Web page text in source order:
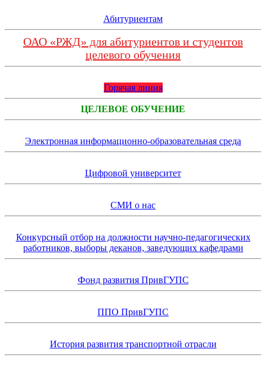
Абитуриентам
ОАО «РЖД» для абитуриентов и студентов
целевого обучения
Горячая линия
ЦЕЛЕВОЕ ОБУЧЕНИЕ
Электронная информационно-образовательная среда
Цифровой университет
СМИ о нас
Конкурсный отбор на должности научно-педагогических
работников, выборы деканов, заведующих кафедрами
Фонд развития ПривГУПС
ППО ПривГУПС
История развития транспортной отрасли